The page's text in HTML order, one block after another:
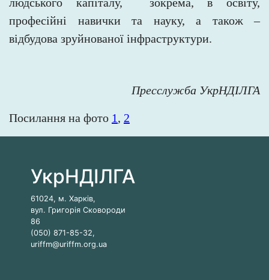
професійні навички та науку, а також –
відбудова зруйнованої інфраструктури.
Пресслужба УкрНДІЛГА
Посилання на фото 1, 2
УкрНДІЛГА
61024, м. Харків,
вул. Григорія Сковороди
86
(050) 871-85-32,
uriffm@uriffm.org.ua